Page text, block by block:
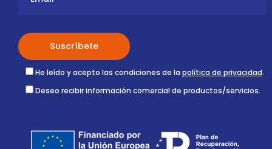
He leído y acepto las condiciones de la política de privacidad.
Deseo recibir información comercial de productos/servicios.